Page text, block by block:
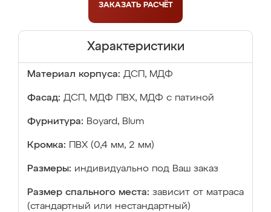
ЗАКАЗАТЬ РАСЧЁТ
Характеристики
Материал корпуса: ДСП, МДФ
Фасад: ДСП, МДФ ПВХ, МДФ с патиной
Фурнитура: Boyard, Blum
Кромка: ПВХ (0,4 мм, 2 мм)
Размеры: индивидуально под Ваш заказ
Размер спального места: зависит от матраса
(стандартный или нестандартный)